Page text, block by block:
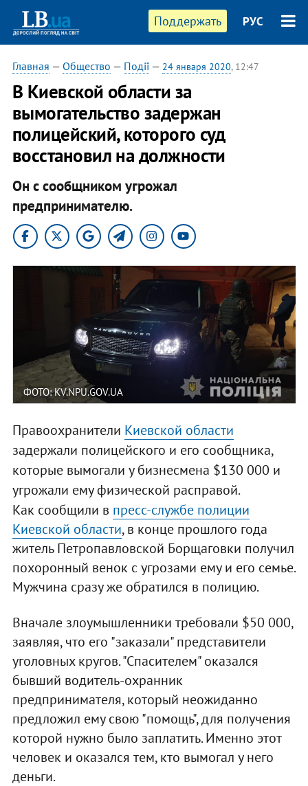
Поддержать РУС
Главная — Общество — Події— 24 января 2020, 12:47
В Киевской области за
вымогательство задержан
полицейский, которого суд
восстановил на должности
Он с сообщником угрожал
предпринимателю.
ФОТО: KV.NPU.GOV.UA
Правоохранители Киевской области
задержали полицейского и его сообщника,
которые вымогали у бизнесмена $130 000 и
угрожали ему физической расправой.
Как сообщили в пресс-службе полиции
Киевской области, в конце прошлого года
житель Петропавловской Борщаговки получил
похоронный венок с угрозами ему и его семье.
Мужчина сразу же обратился в полицию.
Вначале злоумышленники требовали $50 000,
заявляя, что его "заказали" представители
уголовных кругов. "Спасителем" оказался
бывший водитель-охранник
предпринимателя, который неожиданно
предложил ему свою "помощь", для получения
которой нужно было заплатить. Именно этот
человек и оказался тем, кто вымогал у него
деньги.